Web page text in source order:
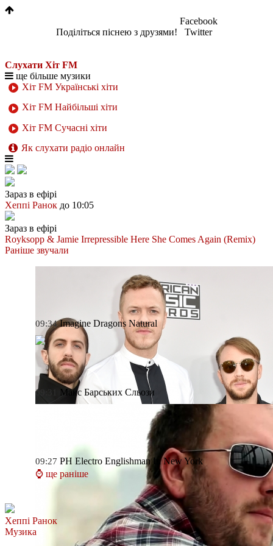
Поділіться піснею з друзями!
Facebook
Twitter
Слухати Хіт FM
ще більше музики
Хіт FM Українські хіти
Хіт FM Найбільші хіти
Хіт FM Сучасні хіти
Як слухати радіо онлайн
Зараз в ефірі
Хеппі Ранок до 10:05
Зараз в ефірі
Royksopp & Jamie Irrepressible Here She Comes Again (Remix)
Раніше звучали
09:34 Imagine Dragons Natural
09:31 Макс Барських Сльози
09:27 PH Electro Englishman In New York
⌚ ще раніше
Хеппі Ранок
Музика